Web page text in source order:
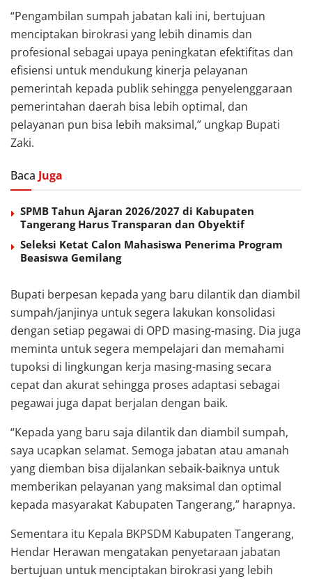
“Pengambilan sumpah jabatan kali ini, bertujuan
menciptakan birokrasi yang lebih dinamis dan
profesional sebagai upaya peningkatan efektifitas dan
efisiensi untuk mendukung kinerja pelayanan
pemerintah kepada publik sehingga penyelenggaraan
pemerintahan daerah bisa lebih optimal, dan
pelayanan pun bisa lebih maksimal,” ungkap Bupati
Zaki.
Baca Juga
SPMB Tahun Ajaran 2026/2027 di Kabupaten
Tangerang Harus Transparan dan Obyektif
Seleksi Ketat Calon Mahasiswa Penerima Program
Beasiswa Gemilang
Bupati berpesan kepada yang baru dilantik dan diambil
sumpah/janjinya untuk segera lakukan konsolidasi
dengan setiap pegawai di OPD masing-masing. Dia juga
meminta untuk segera mempelajari dan memahami
tupoksi di lingkungan kerja masing-masing secara
cepat dan akurat sehingga proses adaptasi sebagai
pegawai juga dapat berjalan dengan baik.
“Kepada yang baru saja dilantik dan diambil sumpah,
saya ucapkan selamat. Semoga jabatan atau amanah
yang diemban bisa dijalankan sebaik-baiknya untuk
memberikan pelayanan yang maksimal dan optimal
kepada masyarakat Kabupaten Tangerang,” harapnya.
Sementara itu Kepala BKPSDM Kabupaten Tangerang,
Hendar Herawan mengatakan penyetaraan jabatan
bertujuan untuk menciptakan birokrasi yang lebih